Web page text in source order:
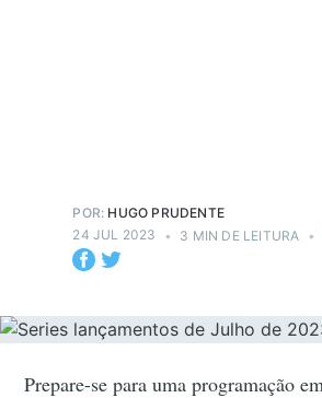
POR: HUGO PRUDENTE
24 JUL 2023
• 3 MIN DE LEITURA •
Prepare-se para uma programação